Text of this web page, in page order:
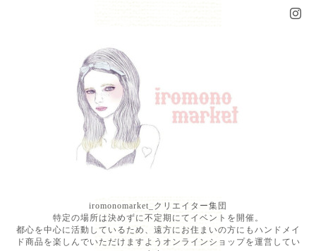
iromonomarket_クリエイター集団
特定の場所は決めずに不定期にてイベントを開催。
都心を中心に活動しているため、遠方にお住まいの方にもハンドメイ
ド商品を楽しんでいただけますようオンラインショップを運営してい